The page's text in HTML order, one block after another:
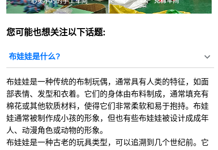
您可能也想关注以下话题:
布娃娃是什么?
布娃娃是一种传统的布制玩偶，通常具有人类的特征，如面
部表情、发型和衣着。它们的身体由布料制成，通常填充有
棉花或其他软质材料，使得它们非常柔软和易于抱持。布娃
娃通常被制作成小孩的形象，但也有些布娃娃被设计成成年
人、动漫角色或动物的形象。
布娃娃是一种古老的玩具类型，可以追溯到几个世纪前。它